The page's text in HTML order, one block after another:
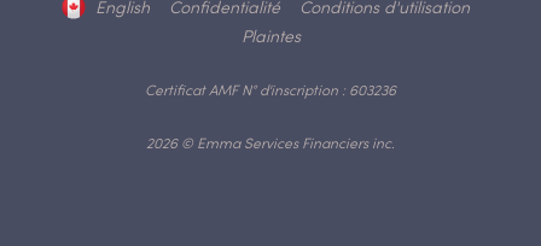
2026 © Emma Services Financiers inc.
Certificat AMF N° d'inscription : 603236
English Confidentialité
Conditions d'utilisation
Plaintes